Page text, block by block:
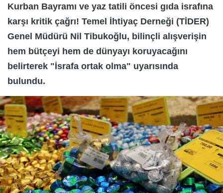
Kurban Bayramı ve yaz tatili öncesi gıda israfına
karşı kritik çağrı! Temel İhtiyaç Derneği (TİDER)
Genel Müdürü Nil Tibukoğlu, bilinçli alışverişin
hem bütçeyi hem de dünyayı koruyacağını
belirterek "İsrafa ortak olma" uyarısında
bulundu.